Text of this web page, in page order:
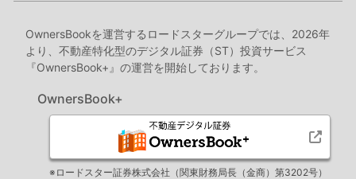
OwnersBookを運営するロードスターグループでは、2026年
より、不動産特化型のデジタル証券（ST）投資サービス
『OwnersBook+』の運営を開始しております。
OwnersBook+
※ロードスター証券株式会社（関東財務局長（金商）第3202号）